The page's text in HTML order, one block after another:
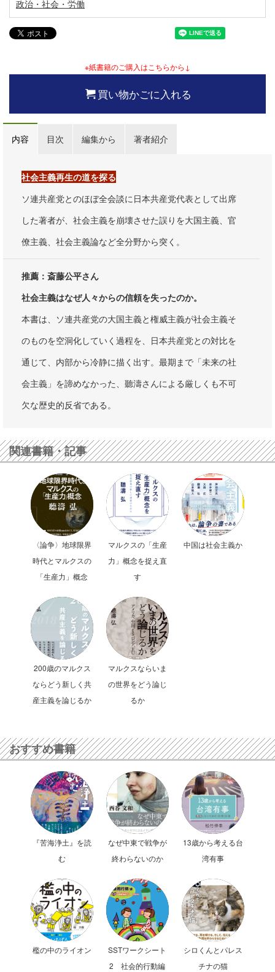
政治・社会・労働
※紙書籍のご購入はこちらから↓
買い物かごに入れる
内容 目次 編集から 著者紹介
社会主義再生の道を探る
ソ連共産党とのほぼ全会談に日本共産党代表として出席
した著者が、社会主義を崩壊させた誤りを大国主義、官
僚主義、社会主義論など全分野から突く。
推薦：斎藤公平さん
社会主義はなぜ人々からの信頼を失ったのか。
本書は、ソ連共産党の大国主義と権威主義が社会主義そ
のものを空洞化していく過程を、日本共産党との対比を
通じて、内部から冷静に描く出す。最期まで「未来の社
会主義」を諦めなかった、聽濤さんによる厳しくも不可
欠な歴史的反省である。
関連書籍・記事
〈論争〉地球限界
時代とマルクスの
「生産力」概念
マルクスの「生産
力」概念を捉え直
す
中国は社会主義か
200歳のマルクス
ならどう新しく共
産主義を論じるか
マルクスならいま
の世界をどう論じ
るか
おすすめ書籍
『苦海浄土』を読
む
なぜ中東で戦争が
終わらないのか
13歳から考える台
湾有事
檻の中のライオン
SSTワークシート
2 社会的行動編
シロくんとパレス
チナの猫